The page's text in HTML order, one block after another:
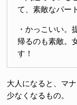
て、素敵なパー
・かっこいい。
帰るのも素敵。
す！
大人になると、マ
少なくなるもの。